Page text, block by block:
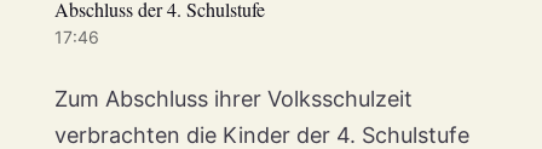
Abschluss der 4. Schulstufe
17:46
Zum Abschluss ihrer Volksschulzeit
verbrachten die Kinder der 4. Schulstufe